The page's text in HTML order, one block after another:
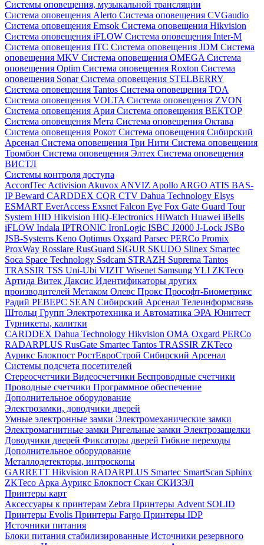
Системы оповещения, музыкальной трансляции
Система оповещения Alerto Система оповещения CVGaudio
Система оповещения Emsok Система оповещения Hikvision
Система оповещения iFLOW Система оповещения Inter-M
Система оповещения ITC Система оповещения JDM Система
оповещения MKV Система оповещения OMEGA Система
оповещения Optim Система оповещения Roxton Система
оповещения SonarСистема оповещения STELBERRY
Система оповещения Tantos Система оповещения TOA
Система оповещения VOLTA Система оповещения ZVON
Система оповещения Ария Система оповещения ВЕКТОР
Система оповещения Мета Система оповещения Октава
Система оповещения Рокот Система оповещения Сибирский
Арсенал Система оповещения Три Нити Система оповещения
Тромбон Система оповещения Элтех Система оповещения
ВИСТЛ
Системы контроля доступа
AccordTec Activision Akuvox ANVIZ Apollo ARGO ATIS BAS-
IPBeward CARDDEX CQR CTV Dahua Technology Elsys
ESMART EverAccess Exsnet Falcon Eye Fox Gate Guard Tour
System HID Hikvision HiQ-Electronics HiWatch Huawei iBells
iFLOW Indala IPTRONIC IronLogic ISBC J2000 J-Lock JSBo
JSB-Systems Keno Optimus Oxgard Parsec PERCo Promix
ProxWay Rosslare RusGuard SIGUR SKUDO Slinex Smartec
Soca Space Technology Ssdcam STRAZH Suprema Tantos
TRASSIR TSS Uni-Ubi VIZIT Wisenet SamsungYLI ZKTeco
Артида Витек Даксис Идентификаторы других
производителей Метаком Олевс Прокс Прософт-Биометрикс
Радий РЕВЕРС SEAN Сибирский Арсенал Телеинформсвязь
Штольц Групп Электротехника и Автоматика ЭРА Юнитест
Турникеты, калитки
CARDDEX Dahua Technology Hikvision ОМА Oxgard PERCo
RADARPLUS RusGate Smartec Tantos TRASSIR ZKTeco
Аурикс Блокпост РостЕвроСтрой Сибирский Арсенал
Системы подсчета посетителей
Стереосчетчики Видеосчетчики Беспроводные счетчики
Проводные счетчики Программное обеспечение
Дополнительное оборудование
Электрозамки, доводчики дверей
Умные электронные замки Электромеханические замки
Электромагнитные замки Ригельные замки Электрозащелки
Доводчики дверей Фиксаторы дверей Гибкие переходы
Дополнительное оборудование
Металлодетекторы, интроскопы
GARRETT Hikvision RADARPLUS Smartec SmartScan Sphinx
ZKTeco Арка Аурикс Блокпост Скан СКИЗЭЛ
Принтеры карт
Аксессуары к принтерам Zebra Принтеры Advent SOLID
Принтеры Evolis Принтеры Fargo Принтеры IDP
Источники питания
Блоки питания стабилизированные Источники резервного